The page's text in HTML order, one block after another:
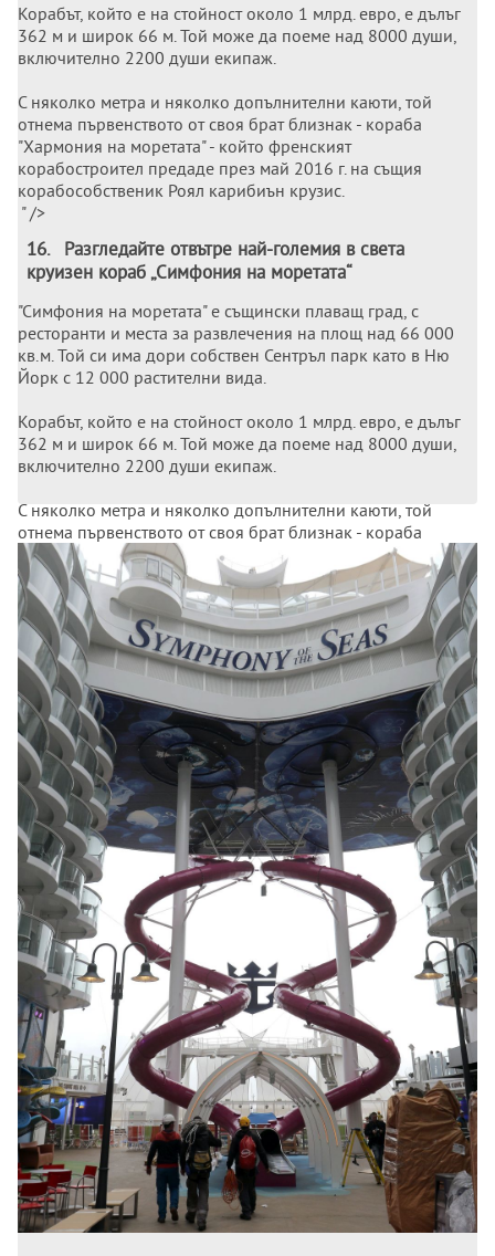
Корабът, който е на стойност около 1 млрд. евро, е дълъг
362 м и широк 66 м. Той може да поеме над 8000 души,
включително 2200 души екипаж.
С няколко метра и няколко допълнителни каюти, той
отнема първенството от своя брат близнак - кораба
"Хармония на моретата" - който френският
корабостроител предаде през май 2016 г. на същия
корабособственик Роял карибиън крузис.
" />
16.
Разгледайте отвътре най-големия в света
круизен кораб „Симфония на моретата“
"Симфония на моретата" е същински плаващ град, с
ресторанти и места за развлечения на площ над 66 000
кв.м. Той си има дори собствен Сентръл парк като в Ню
Йорк с 12 000 растителни вида.
Корабът, който е на стойност около 1 млрд. евро, е дълъг
362 м и широк 66 м. Той може да поеме над 8000 души,
включително 2200 души екипаж.
С няколко метра и няколко допълнителни каюти, той
отнема първенството от своя брат близнак - кораба
"Хармония на моретата" - който френският
корабостроител предаде през май 2016 г. на същия
корабособственик Роял карибиън крузис.